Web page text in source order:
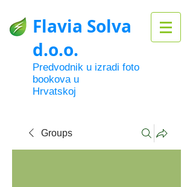
Flavia Solva
d.o.o.
Predvodnik u izradi foto
bookova u
Hrvatskoj
Groups